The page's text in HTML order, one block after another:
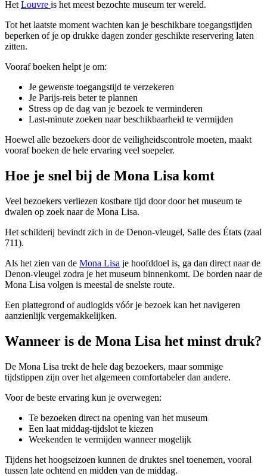
Het Louvre is het meest bezochte museum ter wereld.
Tot het laatste moment wachten kan je beschikbare toegangstijden
beperken of je op drukke dagen zonder geschikte reservering laten
zitten.
Vooraf boeken helpt je om:
Je gewenste toegangstijd te verzekeren
Je Parijs-reis beter te plannen
Stress op de dag van je bezoek te verminderen
Last-minute zoeken naar beschikbaarheid te vermijden
Hoewel alle bezoekers door de veiligheidscontrole moeten, maakt
vooraf boeken de hele ervaring veel soepeler.
Hoe je snel bij de Mona Lisa komt
Veel bezoekers verliezen kostbare tijd door door het museum te
dwalen op zoek naar de Mona Lisa.
Het schilderij bevindt zich in de Denon-vleugel, Salle des États (zaal
711).
Als het zien van de Mona Lisa je hoofddoel is, ga dan direct naar de
Denon-vleugel zodra je het museum binnenkomt. De borden naar de
Mona Lisa volgen is meestal de snelste route.
Een plattegrond of audiogids vóór je bezoek kan het navigeren
aanzienlijk vergemakkelijken.
Wanneer is de Mona Lisa het minst druk?
De Mona Lisa trekt de hele dag bezoekers, maar sommige
tijdstippen zijn over het algemeen comfortabeler dan andere.
Voor de beste ervaring kun je overwegen:
Te bezoeken direct na opening van het museum
Een laat middag-tijdslot te kiezen
Weekenden te vermijden wanneer mogelijk
Tijdens het hoogseizoen kunnen de druktes snel toenemen, vooral
tussen late ochtend en midden van de middag.